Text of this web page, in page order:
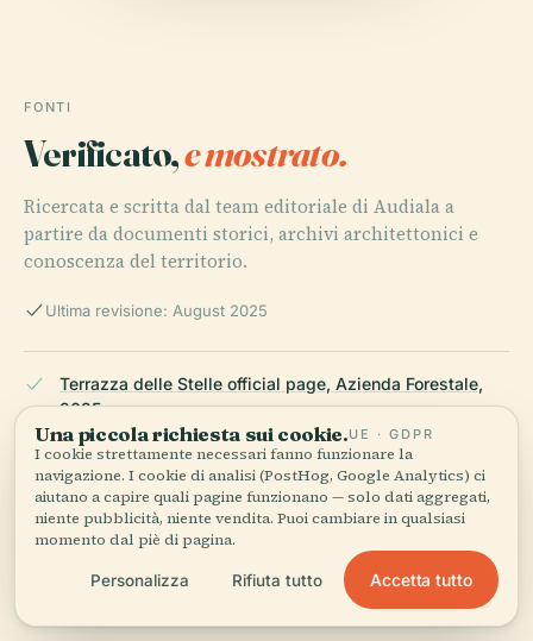
FONTI
Verificato,e mostrato.
Ricercata e scritta dal team editoriale di Audiala a
partire da documenti storici, archivi architettonici e
conoscenza del territorio.
Ultima revisione: August 2025
Terrazza delle Stelle official page, Azienda Forestale,
2025
MUSE – Museo delle Scienze di Trento, 2025
Una piccola richiesta sui cookie.UE · GDPR
I cookie strettamente necessari fanno funzionare la
navigazione. I cookie di analisi (PostHog, Google Analytics) ci
aiutano a capire quali pagine funzionano — solo dati aggregati,
niente pubblicità, niente vendita. Puoi cambiare in qualsiasi
momento dal piè di pagina.
Personalizza Rifiuta tutto Accetta tutto